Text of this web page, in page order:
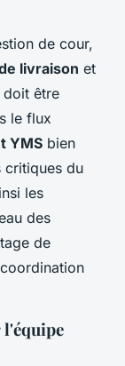
de cour,
livraison et
doit être
le flux
YMS bien
critiques du
les
des
de